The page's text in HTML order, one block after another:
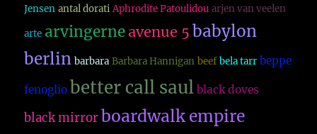
Jensen antal dorati Aphrodite Patoulidou arjen van veelen
arte arvingerne avenue 5 babylon
berlin barbara Barbara Hannigan beef bela tarr beppe
fenoglio better call saul black doves
black mirror boardwalk empire